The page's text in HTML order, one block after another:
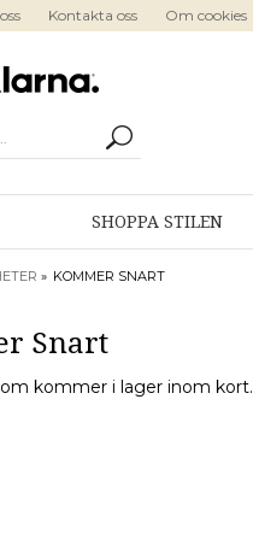
Kontakta oss Om cookies
SHOPPA STILEN
» KOMMER SNART
Snart
kommer i lager inom kort.